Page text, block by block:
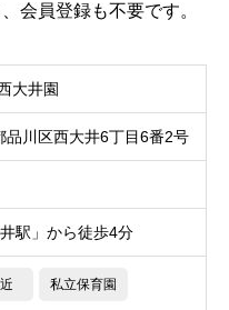
会員登録も不要です。
大井園
品川区西大井6丁目6番2号
駅」から徒歩4分
私立保育園